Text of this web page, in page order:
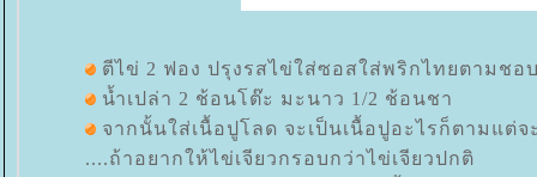
ตีไข่ 2 ฟอง ปรุงรสไข่ใส่ซอสใส่พริกไทยตามชอ
น้ำเปล่า 2 ช้อนโต๊ะ มะนาว 1/2 ช้อนชา
จากนั้นใส่เนื้อปูโลด จะเป็นเนื้อปูอะไรก็ตามแต่จ
....ถ้าอยากให้ไข่เจียวกรอบกว่าไข่เจียวปกติ